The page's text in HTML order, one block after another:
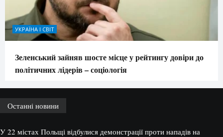
УКРАЇНА І СВІТ
Зеленський зайняв шосте місце у рейтингу довіри до
політичних лідерів – соціологія
Останні новини
У 22 містах Польщі відбулися демонстрації проти нападів на